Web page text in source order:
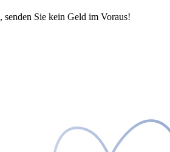
Sie kein Geld im Voraus!